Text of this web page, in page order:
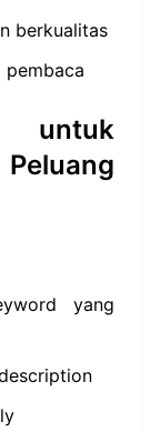
berkualitas
pembaca
untuk
yang